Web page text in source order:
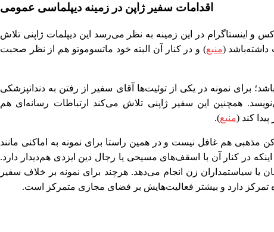
اقدامات سفیر ژاپن در زمینه دیپلماسی عمومی
اینستاگرام در این زمینه به نظر می‌رسد این دیپلمات ژاپنی تلاش
(منبع) و در کنار آن البته خود ماتسوموتو هم از نظر صحبت
برای نمونه در یکی از توئیت‌ها آقای سفیر از رفتن به دندانپزشکی
همچنین این سفیر ژاپنی تلاش می‌کند ارتباطات رسانه‌ای هم
کند (منبع).
مذهبی هم غافل نیست و در همین راستا برای نمونه به اماکنی مانند
در کنار آن با اسقف‌های مسیحی یا رجال دین ایزدی هم‌دیدار دارد.
یا سیاستمداران زن انجام می‌دهد. هرچند برای نمونه بر خلاف سفیر
تمرکز دارد و بیشتر فعالیت‌هایش بر فضای مجازی متمرکز است.